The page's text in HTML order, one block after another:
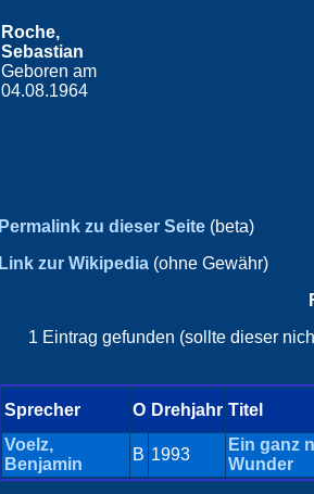
Roche,
Sebastian
Geboren am
04.08.1964
Permalink zu dieser Seite (beta)
Link zur Wikipedia (ohne Gewähr)
1 Eintrag gefunden (sollte dieser
Sprecher O Drehjahr Titel
Voelz,
Benjamin
B 1993
Ein ganz
Wunder